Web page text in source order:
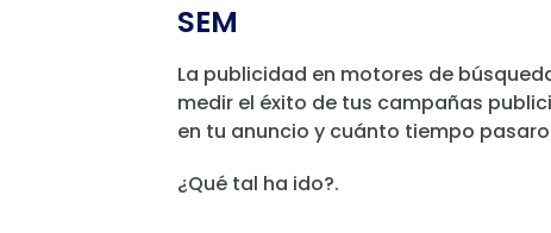
SEM
La publicidad en motores de
medir el éxito de tus campañas
en tu anuncio y cuánto tiempo
¿Qué tal ha ido?.